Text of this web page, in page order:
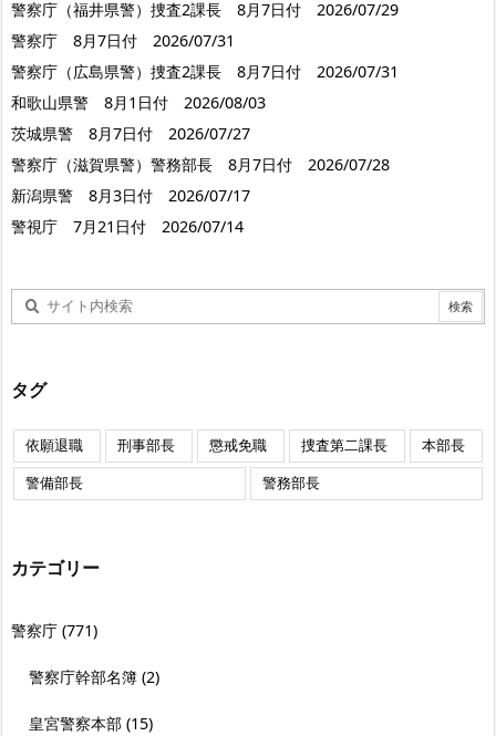
警察庁（福井県警）捜査2課長 8月7日付 2026/07/29
警察庁 8月7日付 2026/07/31
警察庁（広島県警）捜査2課長 8月7日付 2026/07/31
和歌山県警 8月1日付 2026/08/03
茨城県警 8月7日付 2026/07/27
警察庁（滋賀県警）警務部長 8月7日付 2026/07/28
新潟県警 8月3日付 2026/07/17
警視庁 7月21日付 2026/07/14
タグ
依願退職 刑事部長 懲戒免職 捜査第二課長
本部長
警備部長
警務部長
カテゴリー
警察庁 (771)
警察庁幹部名簿 (2)
皇宮警察本部 (15)